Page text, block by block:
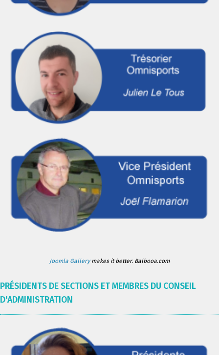
Joomla Gallerymakes it better. Balbooa.com
PRÉSIDENTS DE SECTIONS ET MEMBRES DU CONSEIL
D'ADMINISTRATION